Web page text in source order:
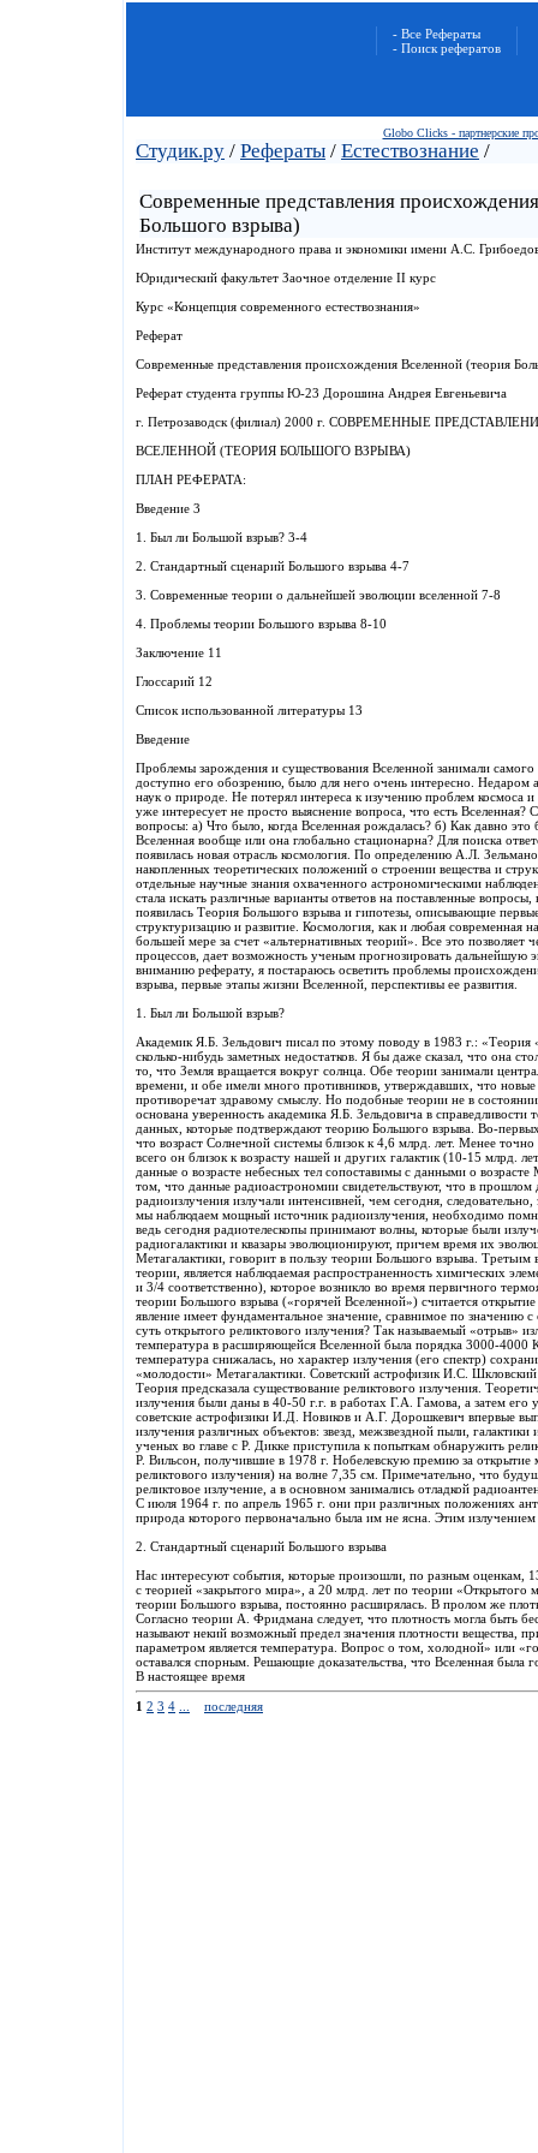
- Все Рефераты
- Поиск рефератов
Globo Clicks - партнерские
Студик.ру / Рефераты / Естествознание /
Современные представления
Большого взрыва)
Институт международного права и экономики имени А.С.
Юридический факультет Заочное отделение II курс
Курс «Концепция современного естествознания»
Реферат
Современные представления происхождения Вселенной (теория
Реферат студента группы Ю-23 Дорошина Андрея Евгеньевича
г. Петрозаводск (филиал) 2000 г. СОВРЕМЕННЫЕ
ВСЕЛЕННОЙ (ТЕОРИЯ БОЛЬШОГО ВЗРЫВА)
ПЛАН РЕФЕРАТА:
Введение 3
1. Был ли Большой взрыв? 3-4
2. Стандартный сценарий Большого взрыва 4-7
3. Современные теории о дальнейшей эволюции вселенной 7-8
4. Проблемы теории Большого взрыва 8-10
Заключение 11
Глоссарий 12
Список использованной литературы 13
Введение
Проблемы зарождения и существования Вселенной занимали
доступно его обозрению, было для него очень интересно. Недаром
наук о природе. Не потерял интереса к изучению проблем космоса
уже интересует не просто выяснение вопроса, что есть
вопросы: а) Что было, когда Вселенная рождалась? б) Как давно
Вселенная вообще или она глобально стационарна? Для поиска
появилась новая отрасль космология. По определению А.Л.
накопленных теоретических положений о строении вещества и
отдельные научные знания охваченного астрономическими
стала искать различные варианты ответов на поставленные
появилась Теория Большого взрыва и гипотезы, описывающие
структуризацию и развитие. Космология, как и любая современная
большей мере за счет «альтернативных теорий». Все это позволяет
процессов, дает возможность ученым прогнозировать
вниманию реферату, я постараюсь осветить проблемы
взрыва, первые этапы жизни Вселенной, перспективы ее развития.
1. Был ли Большой взрыв?
Академик Я.Б. Зельдович писал по этому поводу в 1983 г.:
сколько-нибудь заметных недостатков. Я бы даже сказал, что она
то, что Земля вращается вокруг солнца. Обе теории занимали
времени, и обе имели много противников, утверждавших, что
противоречат здравому смыслу. Но подобные теории не в
основана уверенность академика Я.Б. Зельдовича в
данных, которые подтверждают теорию Большого взрыва. Во-
что возраст Солнечной системы близок к 4,6 млрд. лет. Менее точно
всего он близок к возрасту нашей и других галактик (10-15 млрд.
данные о возрасте небесных тел сопоставимы с данными о
том, что данные радиоастрономии свидетельствуют, что в прошлом
радиоизлучения излучали интенсивней, чем сегодня,
мы наблюдаем мощный источник радиоизлучения, необходимо
ведь сегодня радиотелескопы принимают волны, которые были
радиогалактики и квазары эволюционируют, причем время их
Метагалактики, говорит в пользу теории Большого взрыва.
теории, является наблюдаемая распространенность химических
и 3/4 соответственно), которое возникло во время первичного
теории Большого взрыва («горячей Вселенной») считается
явление имеет фундаментальное значение, сравнимое по значению
суть открытого реликтового излучения? Так называемый «отрыв»
температура в расширяющейся Вселенной была порядка 3000-
температура снижалась, но характер излучения (его спектр)
«молодости» Метагалактики. Советский астрофизик И.С.
Теория предсказала существование реликтового излучения.
излучения были даны в 40-50 г.г. в работах Г.А. Гамова, а затем
советские астрофизики И.Д. Новиков и А.Г. Дорошкевич впервые
излучения различных объектов: звезд, межзвездной пыли,
ученых во главе с Р. Дикке приступила к попыткам обнаружить
Р. Вильсон, получившие в 1978 г. Нобелевскую премию за открытие
реликтового излучения) на волне 7,35 см. Примечательно, что
реликтовое излучение, а в основном занимались отладкой
С июля 1964 г. по апрель 1965 г. они при различных положениях
природа которого первоначально была им не ясна. Этим излучением
2. Стандартный сценарий Большого взрыва
Нас интересуют события, которые произошли, по разным оценкам,
с теорией «закрытого мира», а 20 млрд. лет по теории «Открытого
теории Большого взрыва, постоянно расширялась. В пролом же
Согласно теории А. Фридмана следует, что плотность могла быть
называют некий возможный предел значения плотности вещества,
параметром является температура. Вопрос о том, холодной» или
оставался спорным. Решающие доказательства, что Вселенная была
В настоящее время
1 2 3 4 последняя